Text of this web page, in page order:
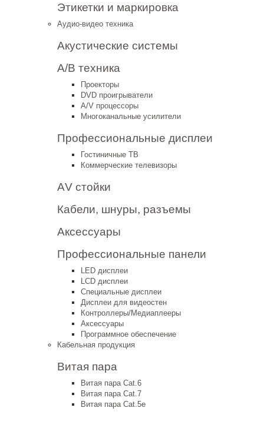
Этикетки и маркировка
Аудио-видео техника
Акустические системы
А/В техника
Проекторы
DVD проигрыватели
A/V процессоры
Многоканальные усилители
Профессиональные дисплеи
Гостиничные ТВ
Коммерческие телевизоры
АV стойки
Кабели, шнуры, разъемы
Аксессуары
Профессиональные панели
LED дисплеи
LCD дисплеи
Специальные дисплеи
Дисплеи для видеостен
Контроллеры/Медиаплееры
Аксессуары
Программное обеспечение
Кабельная продукция
Витая пара
Витая пара Cat.6
Витая пара Cat.7
Витая пара Cat.5e